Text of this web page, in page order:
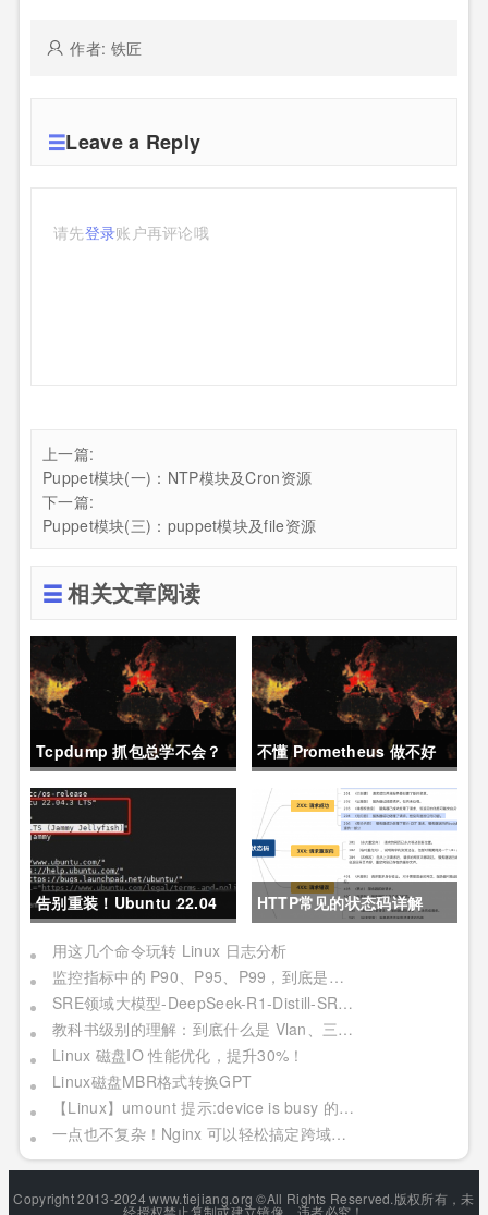
作者: 铁匠
Leave a Reply
请先登录账户再评论哦
上一篇:
Puppet模块(一)：NTP模块及Cron资源
下一篇:
Puppet模块(三)：puppet模块及file资源
相关文章阅读
Tcpdump 抓包总学不会？
这篇保姆级教程，今天可以
拿下！
不懂 Prometheus 做不好
运维？那就来看这一篇干货
吧。
告别重装！Ubuntu 22.04
直升24.04教程，零数据丢
失的终极方案
HTTP常见的状态码详解
用这几个命令玩转 Linux 日志分析
监控指标中的 P90、P95、P99，到底是个啥？
SRE领域大模型-DeepSeek-R1-Distill-SRE-Qwen-32B-INT8
教科书级别的理解：到底什么是 Vlan、三层交换机、网关与DNS？
Linux 磁盘IO 性能优化，提升30%！
Linux磁盘MBR格式转换GPT
【Linux】umount 提示:device is busy 的处理方法(In some cases useful info about processes that use )
一点也不复杂！Nginx 可以轻松搞定跨域问题？妥妥加薪！
Copyright 2013-2024 www.tiejiang.org ©All Rights Reserved.版权所有，未
经授权禁止复制或建立镜像，违者必究！